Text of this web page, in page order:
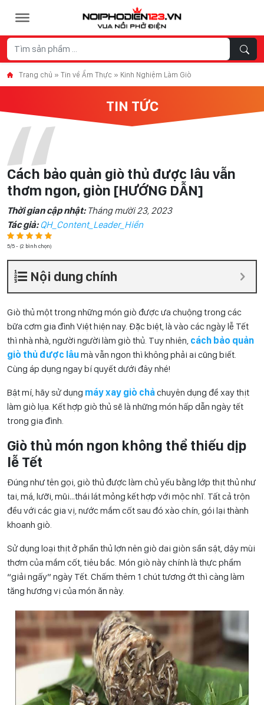
Trang chủ » Tin về Ẩm Thực » Kinh Nghiệm Làm Giò
TIN TỨC
Cách bảo quản giò thủ được lâu vẫn
thơm ngon, giòn [HƯỚNG DẪN]
Thời gian cập nhật: Tháng mười 23, 2023
Tác giả:QH_Content_Leader_Hiền
5/5 - (2 bình chọn)
Nội dung chính
Giò thủ một trong những món giò được ưa chuộng trong các
bữa cơm gia đình Việt hiện nay. Đặc biệt, là vào các ngày lễ Tết
thì nhà nhà, người người làm giò thủ. Tuy nhiên, cách bảo quản
giò thủ được lâumà vẫn ngon thì không phải ai cũng biết.
Cùng áp dụng ngay bí quyết dưới đây nhé!
Bật mí, hãy sử dụng máy xay giò chảchuyên dụng để xay thịt
làm giò lụa. Kết hợp giò thủ sẽ là những món hấp dẫn ngày tết
trong gia đình.
Giò thủ món ngon không thể thiếu dịp
lễ Tết
Đúng như tên gọi, giò thủ được làm chủ yếu bằng lớp thịt thủ như
tai, má, lưỡi, mũi…thái lát mỏng kết hợp với mộc nhĩ. Tất cả trộn
đều với các gia vị, nước mắm cốt sau đó xào chín, gói lại thành
khoanh giò.
Sử dụng loại thịt ở phần thủ lợn nên giò dai giòn sần sật, dậy mùi
thơm của mắm cốt, tiêu bắc. Món giò này chính là thực phẩm
“giải ngấy” ngày Tết. Chấm thêm 1 chút tương ớt thì càng làm
tăng hương vị của món ăn này.